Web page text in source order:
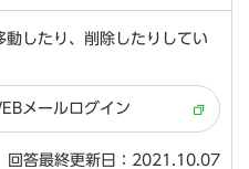
動したり、削除したりしてい
メールログイン
回答最終更新日：2021.10.07